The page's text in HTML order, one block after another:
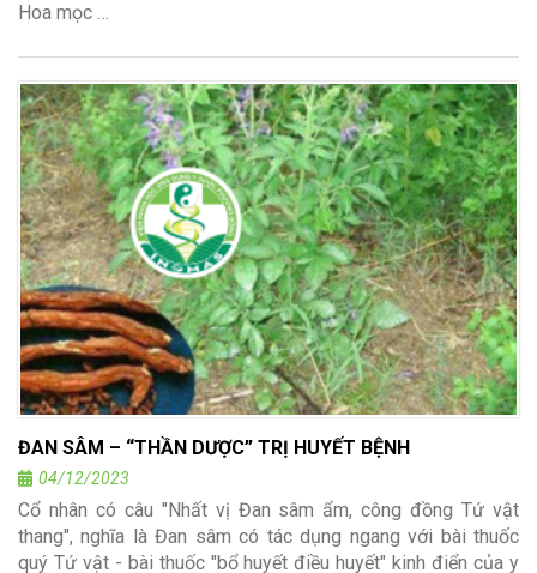
Hoa mọc …
ĐAN SÂM – “THẦN DƯỢC” TRỊ HUYẾT BỆNH
04/12/2023
Cổ nhân có câu "Nhất vị Đan sâm ẩm, công đồng Tứ vật
thang", nghĩa là Đan sâm có tác dụng ngang với bài thuốc
quý Tứ vật - bài thuốc "bổ huyết điều huyết" kinh điển của y